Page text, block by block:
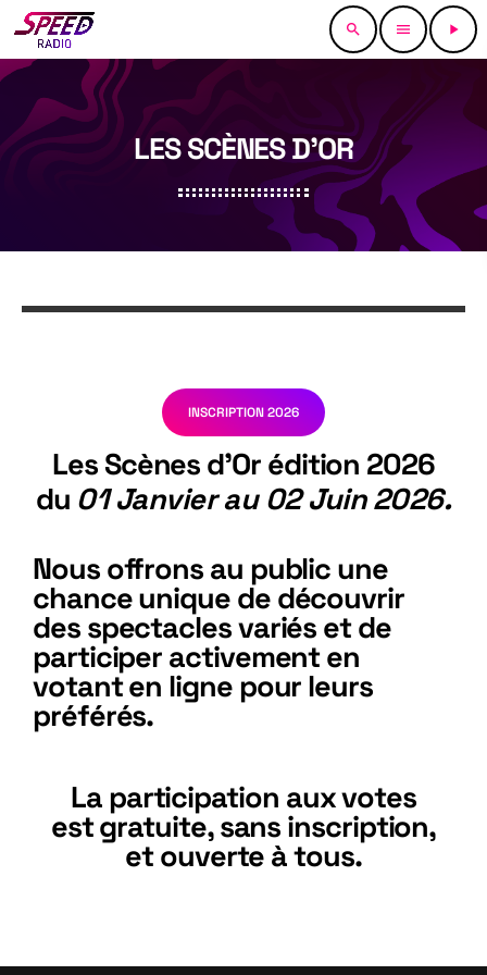
search menu play_arrow
LES SCÈNES D’OR
INSCRIPTION 2026
Les Scènes d’Or édition 2026
du 01 Janvier au 02 Juin2026.
Nous offrons au public une
chance unique de découvrir
des spectacles variés et de
participer activement en
votant en ligne pour leurs
préférés.
La participation aux votes
est gratuite, sans inscription,
et ouverte à tous.